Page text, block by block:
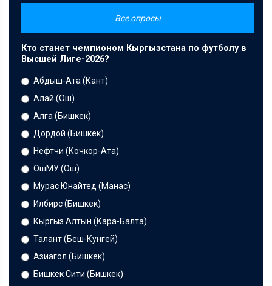
Все опросы
Кто станет чемпионом Кыргызстана по футболу в
Высшей Лиге-2026?
Абдыш-Ата (Кант)
Алай (Ош)
Алга (Бишкек)
Дордой (Бишкек)
Нефтчи (Кочкор-Ата)
ОшМУ (Ош)
Мурас Юнайтед (Манас)
Илбирс (Бишкек)
Кыргыз Алтын (Кара-Балта)
Талант (Беш-Кунгей)
Азиагол (Бишкек)
Бишкек Сити (Бишкек)